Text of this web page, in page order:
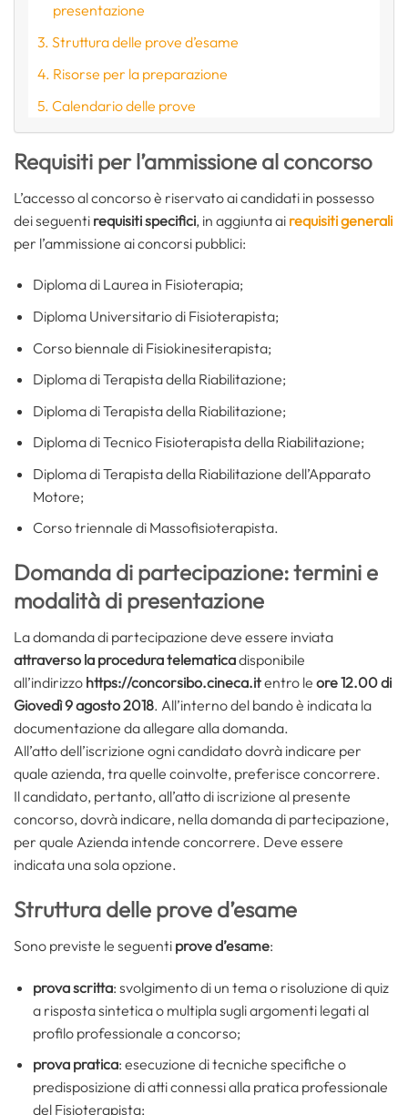
presentazione
Struttura delle prove d’esame
Risorse per la preparazione
Calendario delle prove
Requisiti per l’ammissione al concorso
L’accesso al concorso è riservato ai candidati in possesso
dei seguenti requisiti specifici, in aggiunta ai requisiti generali
per l’ammissione ai concorsi pubblici:
Diploma di Laurea in Fisioterapia;
Diploma Universitario di Fisioterapista;
Corso biennale di Fisiokinesiterapista;
Diploma di Terapista della Riabilitazione;
Diploma di Terapista della Riabilitazione;
Diploma di Tecnico Fisioterapista della Riabilitazione;
Diploma di Terapista della Riabilitazione dell’Apparato
Motore;
Corso triennale di Massofisioterapista.
Domanda di partecipazione: termini e
modalità di presentazione
La domanda di partecipazione deve essere inviata
attraverso la procedura telematicadisponibile
all’indirizzo https://concorsibo.cineca.itentro le ore 12.00 di
Giovedì 9 agosto 2018. All’interno del bando è indicata la
documentazione da allegare alla domanda.
All’atto dell’iscrizione ogni candidato dovrà indicare per
quale azienda, tra quelle coinvolte, preferisce concorrere.
Il candidato, pertanto, all’atto di iscrizione al presente
concorso, dovrà indicare, nella domanda di partecipazione,
per quale Azienda intende concorrere. Deve essere
indicata una sola opzione.
Struttura delle prove d’esame
Sono previste le seguenti prove d’esame:
prova scritta: svolgimento di un tema o risoluzione di quiz
a risposta sintetica o multipla sugli argomenti legati al
profilo professionale a concorso;
prova pratica: esecuzione di tecniche specifiche o
predisposizione di atti connessi alla pratica professionale
del Fisioterapista;